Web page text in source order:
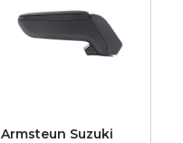
Armsteun Suzuki